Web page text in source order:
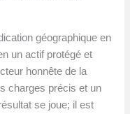
géographique en
un actif protégé et
honnête de la
charges précis et un
se joue; il est